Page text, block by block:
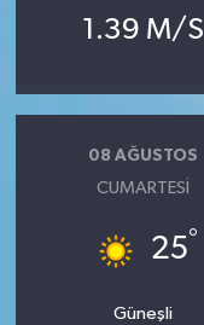
1.39 M/S
08 AĞUSTOS
CUMARTESI
25°
Güneşli